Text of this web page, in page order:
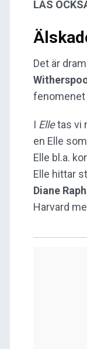
LÄS
Det är
fenomenet
I Elletas vi
en Elle
Elle bl.a.
Elle hittar
Diane
Harvard